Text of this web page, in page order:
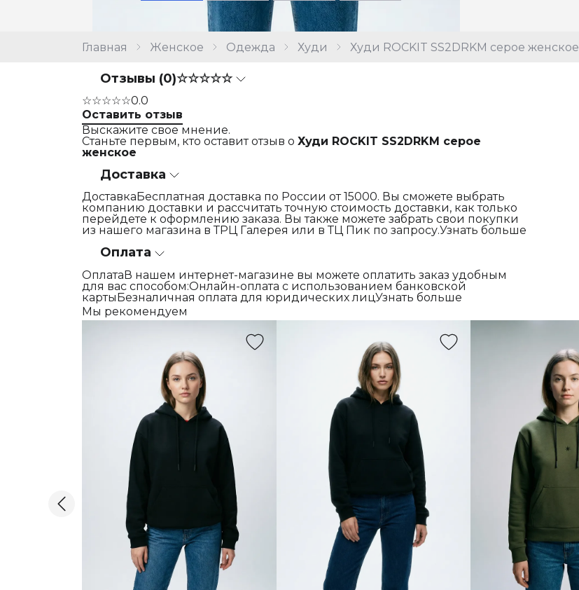
Главная Женское Одежда Худи Худи ROCKIT SS2DRKM серое женское
Отзывы (0)☆☆☆☆☆
☆☆☆☆☆0.0
Оставить отзыв
Выскажите свое мнение.
Станьте первым, кто оставит отзыв о Худи ROCKIT SS2DRKM серое
женское
Доставка
ДоставкаБесплатная доставка по России от 15000. Вы сможете выбрать
компанию доставки и рассчитать точную стоимость доставки, как только
перейдете к оформлению заказа. Вы также можете забрать свои покупки
из нашего магазина в ТРЦ Галерея или в ТЦ Пик по запросу.Узнать больше
Оплата
ОплатаВ нашем интернет-магазине вы можете оплатить заказ удобным
для вас способом:Онлайн-оплата с использованием банковской
картыБезналичная оплата для юридических лицУзнать больше
Мы рекомендуем